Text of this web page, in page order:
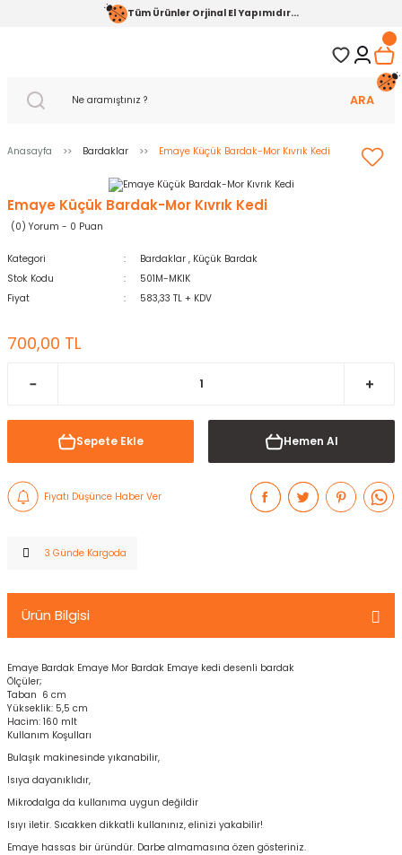
Tüm Ürünler Orjinal El Yapımıdır...
ARA
Anasayfa Bardaklar Emaye Küçük Bardak-Mor Kıvrık Kedi
Emaye Küçük Bardak-Mor Kıvrık Kedi
(0) Yorum - 0 Puan
Kategori Bardaklar , Küçük Bardak
Stok Kodu
501M-MKIK
Fiyat
583,33 TL + KDV
700,00 TL
Sepete Ekle Hemen Al
Fiyatı Düşünce Haber Ver
3 Günde Kargoda
Ürün Bilgisi
Emaye Bardak Emaye Mor Bardak Emaye kedi desenli bardak
Ölçüler;
Taban 6 cm
Yükseklik: 5,5 cm
Hacim: 160 mlt
Kullanım Koşulları
Bulaşık makinesinde yıkanabilir,
Isıya dayanıklıdır,
Mikrodalga da kullanıma uygun değildir
Isıyı iletir. Sıcakken dikkatli kullanınız, elinizi yakabilir!
Emaye hassas bir üründür. Darbe almamasına özen gösteriniz.